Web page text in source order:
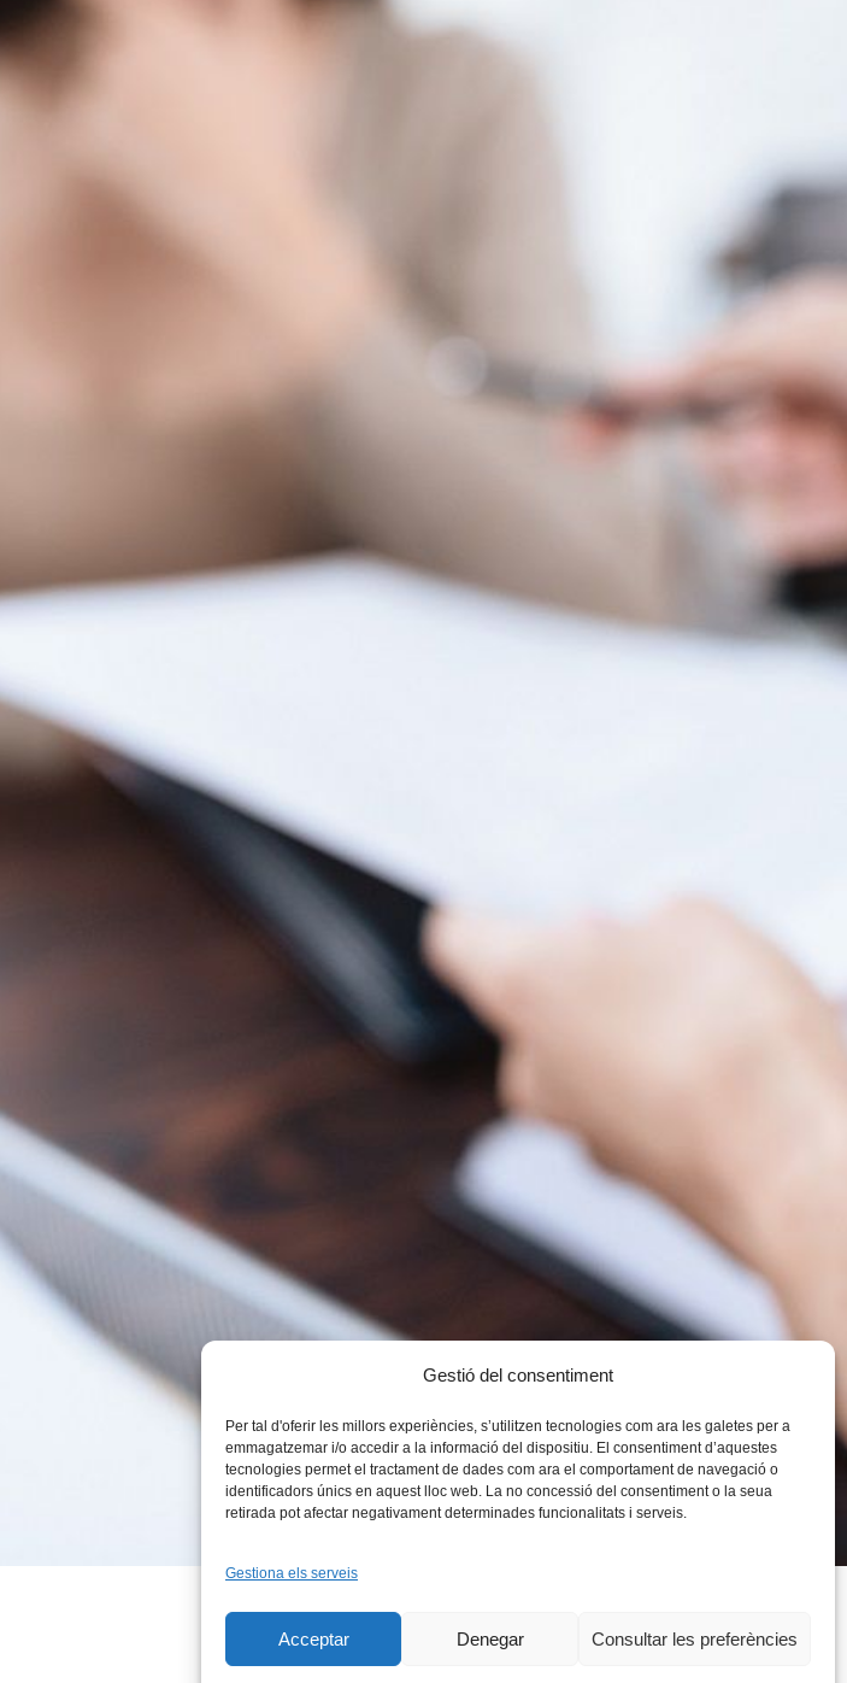
Gestió del consentiment
Per tal d'oferir les millors experiències, s’utilitzen tecnologies com ara les galetes per a
emmagatzemar i/o accedir a la informació del dispositiu. El consentiment d’aquestes
tecnologies permet el tractament de dades com ara el comportament de navegació o
identificadors únics en aquest lloc web. La no concessió del consentiment o la seua
retirada pot afectar negativament determinades funcionalitats i serveis.
Gestiona els serveis
Acceptar Denegar Consultar les preferències